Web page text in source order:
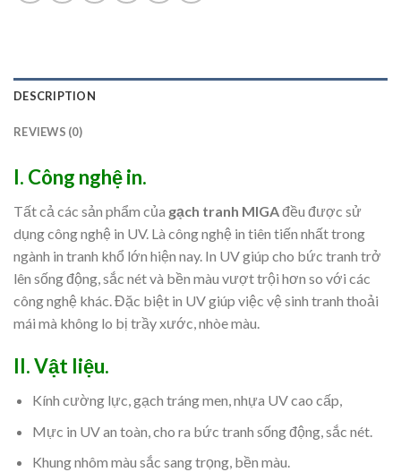
DESCRIPTION
REVIEWS (0)
I. Công nghệ in.
Tất cả các sản phẩm của gạch tranh MIGAđều được sử
dụng công nghệ in UV. Là công nghệ in tiên tiến nhất trong
ngành in tranh khổ lớn hiện nay. In UV giúp cho bức tranh trở
lên sống động, sắc nét và bền màu vượt trội hơn so với các
công nghệ khác. Đặc biệt in UV giúp việc vệ sinh tranh thoải
mái mà không lo bị trầy xước, nhòe màu.
II. Vật liệu.
Kính cường lực, gạch tráng men, nhựa UV cao cấp,
Mực in UV an toàn, cho ra bức tranh sống động, sắc nét.
Khung nhôm màu sắc sang trọng, bền màu.